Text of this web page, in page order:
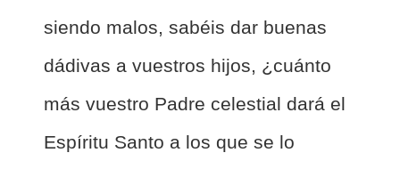
siendo malos, sabéis dar buenas
dádivas a vuestros hijos, ¿cuánto
más vuestro Padre celestial dará el
Espíritu Santo a los que se lo